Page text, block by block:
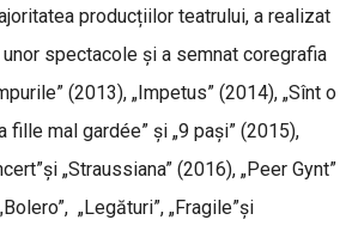
producțiilor teatrului, a realizat
spectacole și a semnat coregrafia
(2013), „Impetus” (2014), „Sînt o
fille mal gardée” și „9 pași” (2015),
„Straussiana” (2016), „Peer Gynt”
„Legături”, „Fragile”și